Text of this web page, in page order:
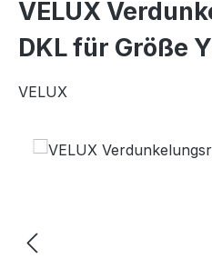
VELUX
DKL für Größe
VELUX
Bildergalerie überspringen